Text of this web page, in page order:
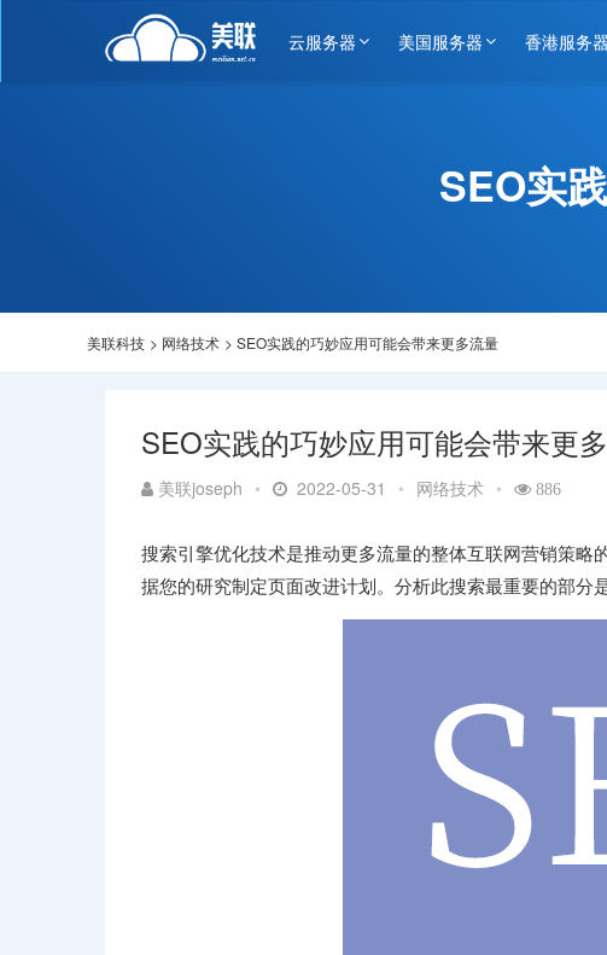
云服务器 美国服务器 香港服务器
SEO实
美联科技 > 网络技术 > SEO实践的巧妙应用可能会带来更多流量
SEO实践的巧妙应用可能会带来更
美联joseph • 2022-05-31 • 网络技术 • 886
搜索引擎优化技术是推动更多流量的整体互联网营销策
据您的研究制定页面改进计划。分析此搜索最重要的部分